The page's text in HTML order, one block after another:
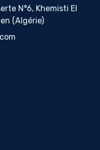
N°6, Khemisti El
(Algérie)